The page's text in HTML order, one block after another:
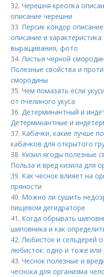
32.Черешня креолка
описание черешни
33. Персик кондор
описание и
выращивания, фото
34.Листья черной
Полезные свойства и
смородины
35.Чем помазать если
от пчелиного укуса
36.Детерминантный и
Детерминантные и
37. Кабачки, какие лучше
кабачков для открытого
38. Кизил ягоды полезные
Польза и вред кизила для
39. Как чеснок влияет на
пряности
40. Можно ли сушить
пищевом дегидраторе
41. Когда обрывать
шиповника и как
42.Любисток и сельдерей
любисток: одно и тоже или
43.Чеснок полезные и
чеснока для организма